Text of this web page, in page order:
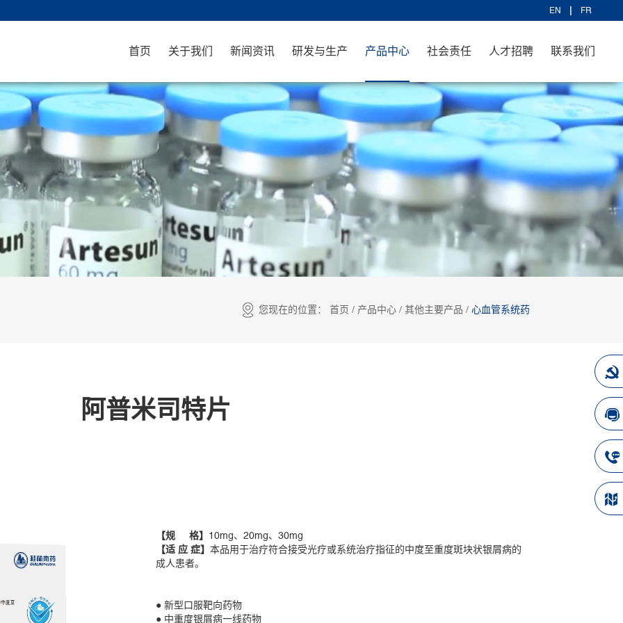
EN FR
首页 关于我们 新闻资讯 研发与生产 产品中心 社会责任 人才招聘 联系我们
您现在的位置： 首页 / 产品中心 / 其他主要产品 / 心血管系统药
阿普米司特片
【规 格】 10mg、20mg、30mg
【适 应 症】 本品用于治疗符合接受光疗或系统治疗指征的中度至重度斑块状银屑病的
成人患者。
● 新型口服靶向药物
● 中重度银屑病一线药物